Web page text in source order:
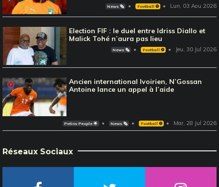
News 🗞️ Football ⚽️ Lun, 03 Aou 2026
Election FIF : le duel entre Idriss Diallo et
Malick Tohé n’aura pas lieu
News 🗞️ Football ⚽️ Jeu, 30 Jul 2026
Ancien international Ivoirien, N’Gossan
Antoine lance un appel à l’aide
Potins People 🌟 News 🗞️ Football ⚽️ Mar, 28 Jul 2026
Réseaux Sociaux